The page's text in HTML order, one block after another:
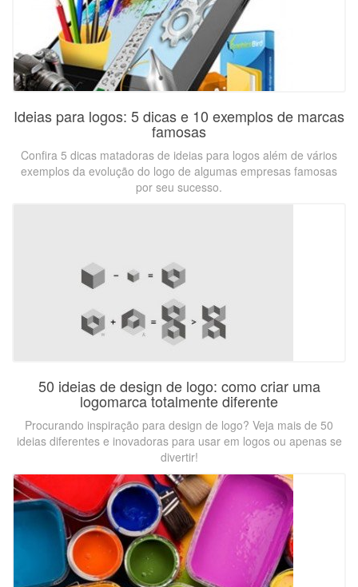
Ideias para logos: 5 dicas e 10 exemplos de marcas
famosas
Confira 5 dicas matadoras de ideias para logos além de vários
exemplos da evolução do logo de algumas empresas famosas
por seu sucesso.
50 ideias de design de logo: como criar uma
logomarca totalmente diferente
Procurando inspiração para design de logo? Veja mais de 50
ideias diferentes e inovadoras para usar em logos ou apenas se
divertir!